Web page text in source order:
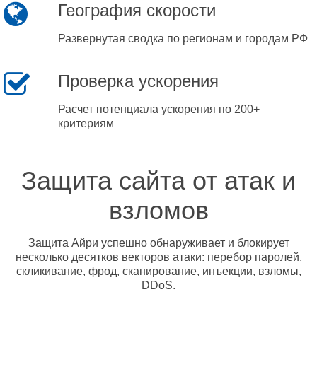
География скорости
Развернутая сводка по регионам и городам РФ
Проверка ускорения
Расчет потенциала ускорения по 200+
критериям
Защита сайта от атак и
взломов
Защита Айри успешно обнаруживает и блокирует
несколько десятков векторов атаки: перебор паролей,
скликивание, фрод, сканирование, инъекции, взломы,
DDoS.